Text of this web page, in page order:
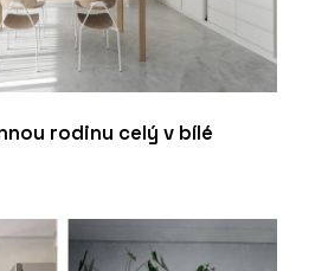
rodinu celý v bílé